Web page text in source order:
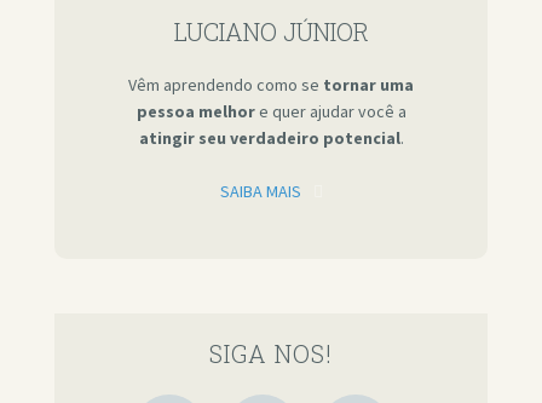
LUCIANO JÚNIOR
Vêm aprendendo como se tornar uma
pessoa melhore quer ajudar você a
atingir seu verdadeiro potencial.
SAIBA MAIS
SIGA NOS!